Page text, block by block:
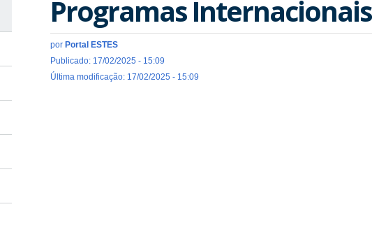
Programas Internacionais
por Portal ESTES
Publicado: 17/02/2025 - 15:09
Última modificação: 17/02/2025 - 15:09